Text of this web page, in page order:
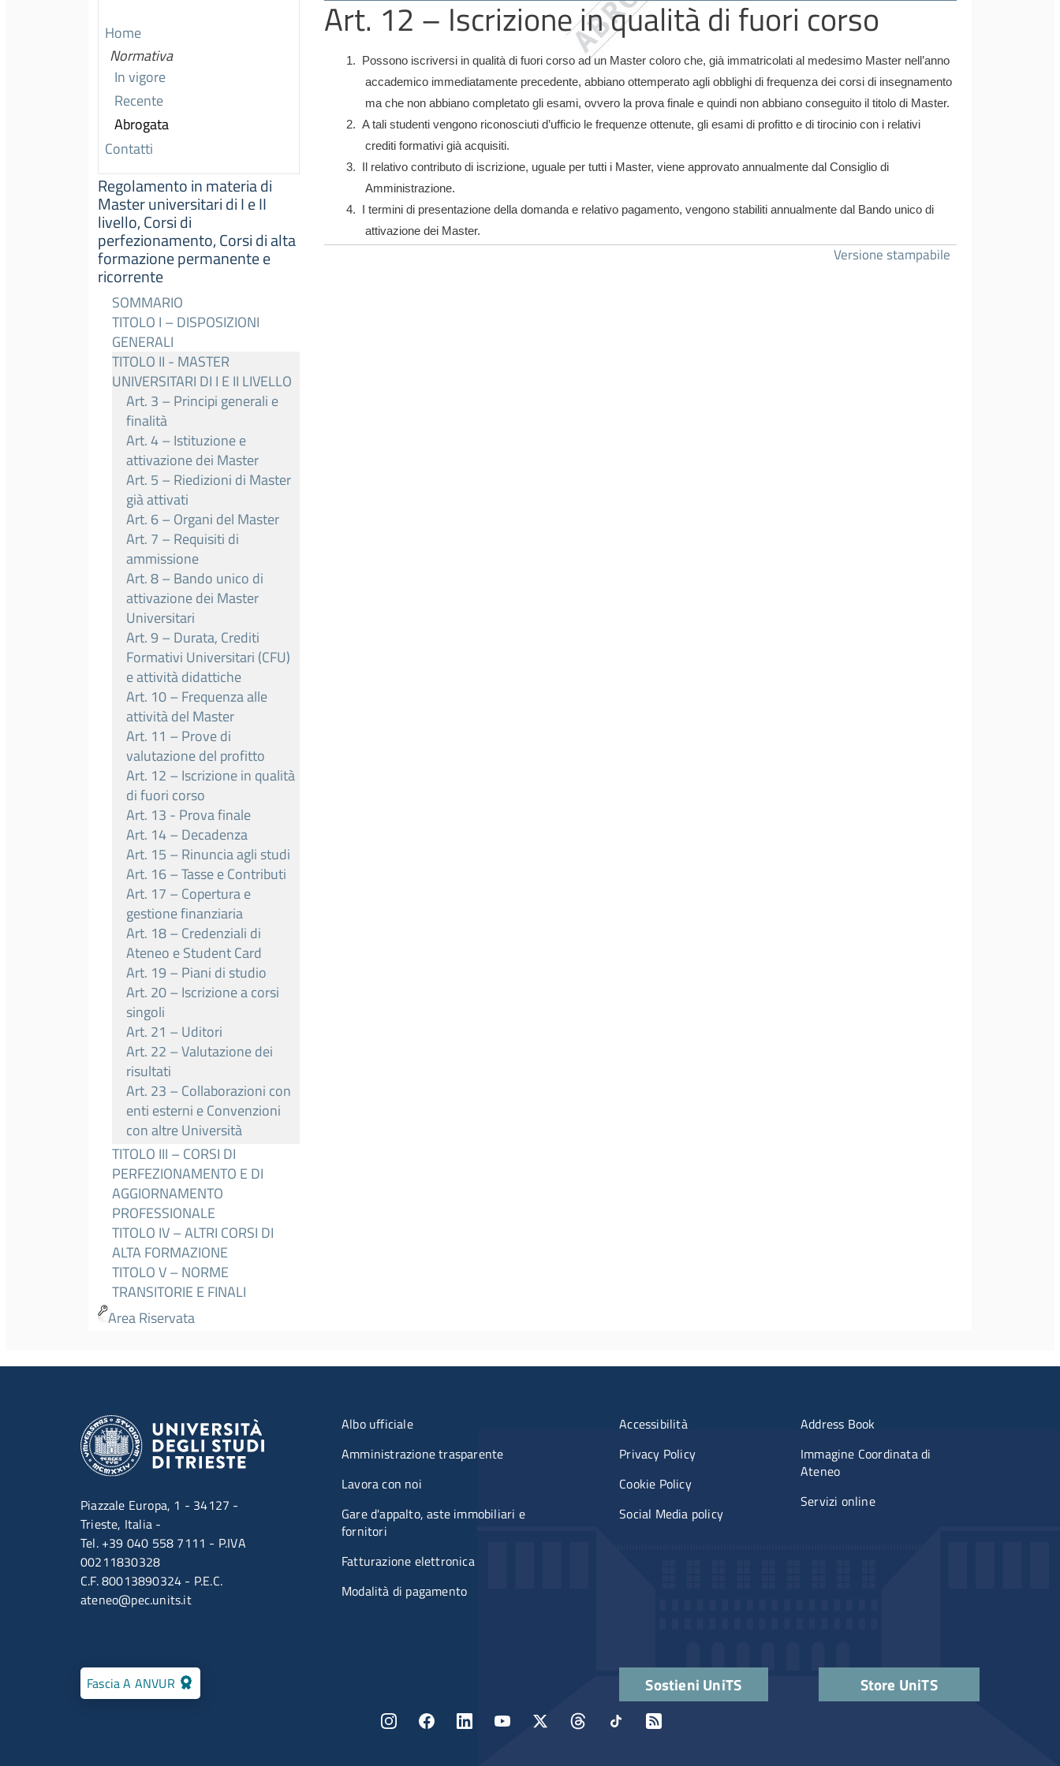
Home
Normativa
In vigore
Recente
Abrogata
Contatti
Regolamento in materia di
Master universitari di I e II
livello, Corsi di
perfezionamento, Corsi di alta
formazione permanente e
ricorrente
SOMMARIO
TITOLO I – DISPOSIZIONI
GENERALI
TITOLO II - MASTER
UNIVERSITARI DI I E II LIVELLO
Art. 3 – Principi generali e
finalità
Art. 4 – Istituzione e
attivazione dei Master
Art. 5 – Riedizioni di Master
già attivati
Art. 6 – Organi del Master
Art. 7 – Requisiti di
ammissione
Art. 8 – Bando unico di
attivazione dei Master
Universitari
Art. 9 – Durata, Crediti
Formativi Universitari (CFU)
e attività didattiche
Art. 10 – Frequenza alle
attività del Master
Art. 11 – Prove di
valutazione del profitto
Art. 12 – Iscrizione in qualità
di fuori corso
Art. 13 - Prova finale
Art. 14 – Decadenza
Art. 15 – Rinuncia agli studi
Art. 16 – Tasse e Contributi
Art. 17 – Copertura e
gestione finanziaria
Art. 18 – Credenziali di
Ateneo e Student Card
Art. 19 – Piani di studio
Art. 20 – Iscrizione a corsi
singoli
Art. 21 – Uditori
Art. 22 – Valutazione dei
risultati
Art. 23 – Collaborazioni con
enti esterni e Convenzioni
con altre Università
TITOLO III – CORSI DI
PERFEZIONAMENTO E DI
AGGIORNAMENTO
PROFESSIONALE
TITOLO IV – ALTRI CORSI DI
ALTA FORMAZIONE
TITOLO V – NORME
TRANSITORIE E FINALI
Area Riservata
Art. 12 – Iscrizione in qualità di fuori corso
1.
Possono iscriversi in qualità di fuori corso ad un Master coloro che, già immatricolati al medesimo Master nell’anno
accademico immediatamente precedente, abbiano ottemperato agli obblighi di frequenza dei corsi di insegnamento
ma che non abbiano completato gli esami, ovvero la prova finale e quindi non abbiano conseguito il titolo di Master.
2. A tali studenti vengono riconosciuti d’ufficio le frequenze ottenute, gli esami di profitto e di tirocinio con i relativi
crediti formativi già acquisiti.
3.
Il relativo contributo di iscrizione, uguale per tutti i Master, viene approvato annualmente dal Consiglio di
Amministrazione.
4.
I termini di presentazione della domanda e relativo pagamento, vengono stabiliti annualmente dal Bando unico di
attivazione dei Master.
Versione stampabile
Piazzale Europa, 1 - 34127 -
Trieste, Italia -
Tel. +39 040 558 7111 - P.IVA
00211830328
C.F. 80013890324 - P.E.C.
ateneo@pec.units.it
Fascia A ANVUR
Menu organizzazione
Albo ufficiale
Amministrazione trasparente
Lavora con noi
Gare d'appalto, aste immobiliari e
fornitori
Fatturazione elettronica
Modalità di pagamento
Menù riferimenti
Accessibilità
Privacy Policy
Cookie Policy
Social Media policy
Menu portale
Address Book
Immagine Coordinata di
Ateneo
Servizi online
Quick links
Sostieni UniTS Store UniTS
Menu social